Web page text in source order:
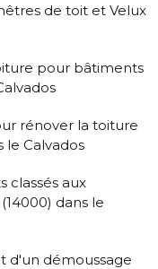
de toit et Velux
pour bâtiments
rénover la toiture
le Calvados
classés aux
dans le
d'un démoussage